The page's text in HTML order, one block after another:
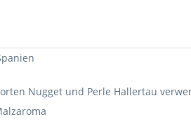
Nugget und Perle Hallertau